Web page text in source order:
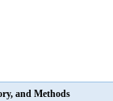
and Methods